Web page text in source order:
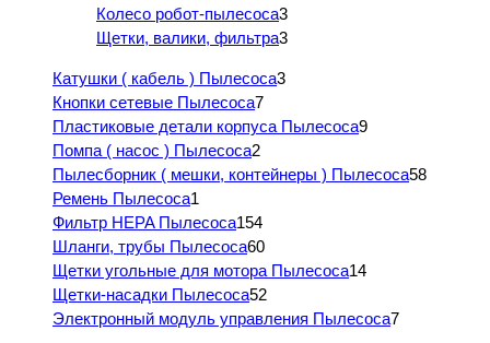
Колесо робот-пылесоса3
Щетки, валики, фильтра3
Катушки ( кабель ) Пылесоса3
Кнопки сетевые Пылесоса7
Пластиковые детали корпуса Пылесоса9
Помпа ( насос ) Пылесоса2
Пылесборник ( мешки, контейнеры ) Пылесоса58
Ремень Пылесоса1
Фильтр HEPA Пылесоса154
Шланги, трубы Пылесоса60
Щетки угольные для мотора Пылесоса14
Щетки-насадки Пылесоса52
Электронный модуль управления Пылесоса7